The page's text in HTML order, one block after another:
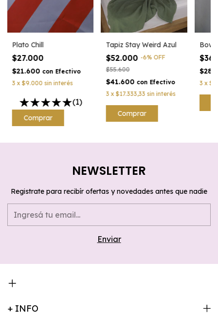
Plato Chill
$27.000
$21.600 con Efectivo
3 x$9.000 sin interés
(1)
Tapiz Stay Weird Azul
$52.000 -6% OFF
$55.600
$41.600 con Efectivo
3 x$17.333,33 sin interés
Bowl
3 x
NEWSLETTER
Registrate para recibír ofertas y novedades antes que nadie
+ INFO